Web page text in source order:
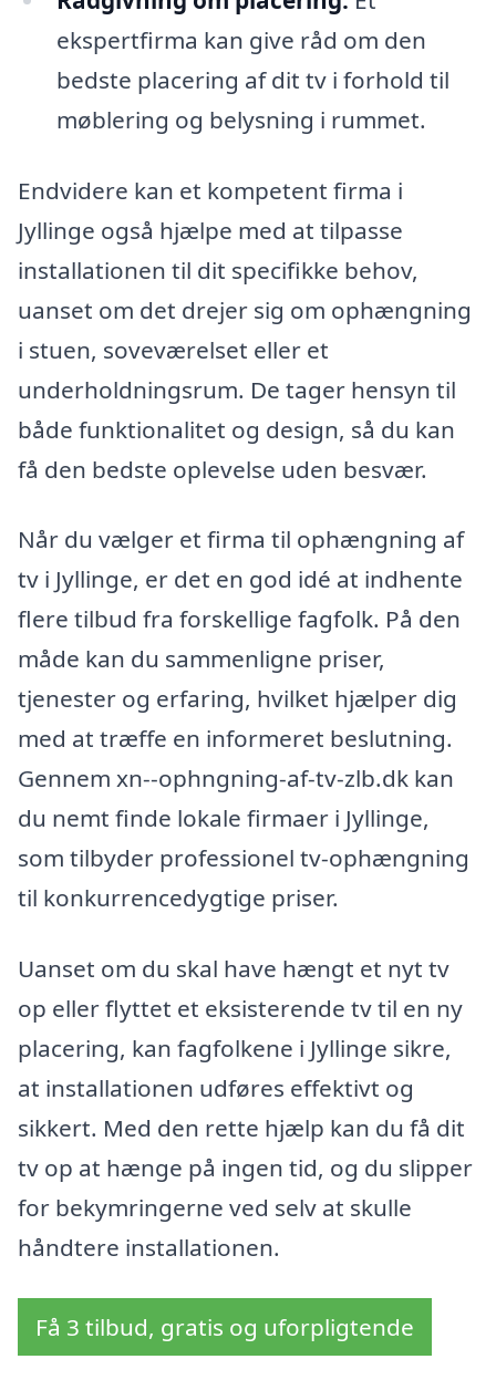
ekspertfirma kan give råd om den
bedste placering af dit tv i forhold til
møblering og belysning i rummet.
Endvidere kan et kompetent firma i
Jyllinge også hjælpe med at tilpasse
installationen til dit specifikke behov,
uanset om det drejer sig om ophængning
i stuen, soveværelset eller et
underholdningsrum. De tager hensyn til
både funktionalitet og design, så du kan
få den bedste oplevelse uden besvær.
Når du vælger et firma til ophængning af
tv i Jyllinge, er det en god idé at indhente
flere tilbud fra forskellige fagfolk. På den
måde kan du sammenligne priser,
tjenester og erfaring, hvilket hjælper dig
med at træffe en informeret beslutning.
Gennem xn--ophngning-af-tv-zlb.dk kan
du nemt finde lokale firmaer i Jyllinge,
som tilbyder professionel tv-ophængning
til konkurrencedygtige priser.
Uanset om du skal have hængt et nyt tv
op eller flyttet et eksisterende tv til en ny
placering, kan fagfolkene i Jyllinge sikre,
at installationen udføres effektivt og
sikkert. Med den rette hjælp kan du få dit
tv op at hænge på ingen tid, og du slipper
for bekymringerne ved selv at skulle
håndtere installationen.
Få 3 tilbud, gratis og uforpligtende